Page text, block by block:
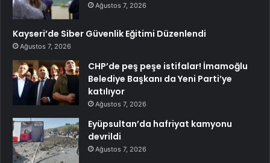
Ağustos 7, 2026
Kayseri’de Siber Güvenlik Eğitimi Düzenlendi
Ağustos 7, 2026
CHP’de peş peşe istifalar! İmamoğlu
Belediye Başkanı da Yeni Parti’ye
katılıyor
Ağustos 7, 2026
Eyüpsultan’da hafriyat kamyonu
devrildi
Ağustos 7, 2026